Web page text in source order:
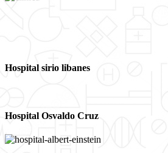
Hospital sirio libanes
Hospital Osvaldo Cruz